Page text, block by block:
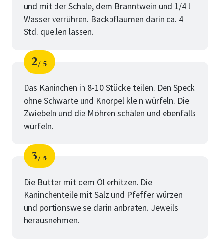
und mit der Schale, dem Branntwein und 1/4 l
Wasser verrühren. Backpflaumen darin ca. 4
Std. quellen lassen.
Schritt
2
von
5
Das Kaninchen in 8-10 Stücke teilen. Den Speck
ohne Schwarte und Knorpel klein würfeln. Die
Zwiebeln und die Möhren schälen und ebenfalls
würfeln.
Schritt
3
von
5
Die Butter mit dem Öl erhitzen. Die
Kaninchenteile mit Salz und Pfeffer würzen
und portionsweise darin anbraten. Jeweils
herausnehmen.